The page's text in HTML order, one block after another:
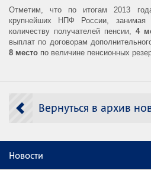
Отметим, что по итогам 2013
крупнейших НПФ России,
количеству получателей пенсии, 4
выплат по договорам
8 место по величине пенсионных
Вернуться в архив
Новости